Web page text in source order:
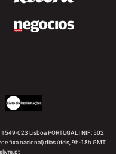
023 Lisboa PORTUGAL | NIF: 502
fixa nacional) dias úteis, 9h-18h GMT